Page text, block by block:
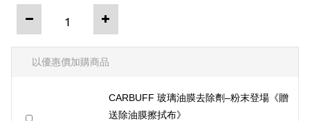
以優惠價加購商品
CARBUFF 玻璃油膜去除劑–粉末登場《贈
送除油膜擦拭布》